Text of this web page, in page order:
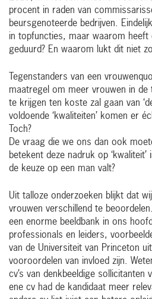
procent in raden van
beursgenoteerde bedrijven.
in topfuncties, maar waarom heeft
geduurd? En waarom lukt dit niet
Tegenstanders van een
maatregel om meer vrouwen in de
te krijgen ten koste zal gaan van
voldoende ‘kwaliteiten’ komen er
Toch?
De vraag die we ons dan ook
betekent deze nadruk op
de keuze op een man valt?
Uit talloze onderzoeken blijkt dat
vrouwen verschillend te
een enorme beeldbank in ons
professionals en leiders,
van de Universiteit van Princeton
vooroordelen van invloed zijn.
cv’s van denkbeeldige sollicitanten
ene cv had de kandidaat meer